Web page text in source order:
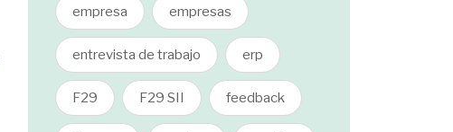
empresa empresas
entrevista de trabajo erp
F29 F29 SII feedback